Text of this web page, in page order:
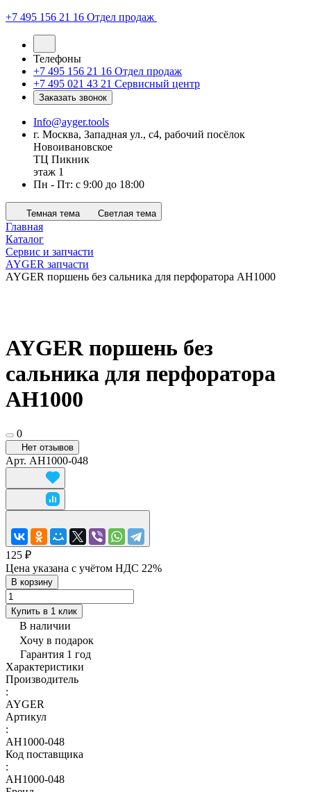
+7 495 156 21 16 Отдел продаж
Телефоны
+7 495 156 21 16 Отдел продаж
+7 495 021 43 21 Cервисный центр
Заказать звонок
Info@ayger.tools
г. Москва, Западная ул., с4, рабочий посёлок
Новоивановское
ТЦ Пикник
этаж 1
Пн - Пт: с 9:00 до 18:00
Темная тема Светлая тема
Главная
Каталог
Сервис и запчасти
AYGER запчасти
AYGER поршень без сальника для перфоратора AH1000
AYGER поршень без
сальника для перфоратора
AH1000
0
Нет отзывов
Арт. AH1000-048
125 ₽
Цена указана с учётом НДС 22%
В корзину
Купить в 1 клик
В наличии
Хочу в подарок
Гарантия 1 год
Характеристики
Производитель
:
AYGER
Артикул
:
AH1000-048
Код поставщика
:
AH1000-048